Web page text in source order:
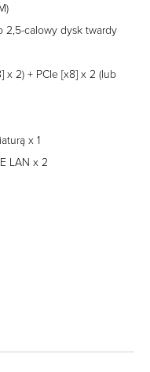
2,5-calowy dysk twardy
x 2) + PCIe [x8] x 2 (lub
x 1
LAN x 2